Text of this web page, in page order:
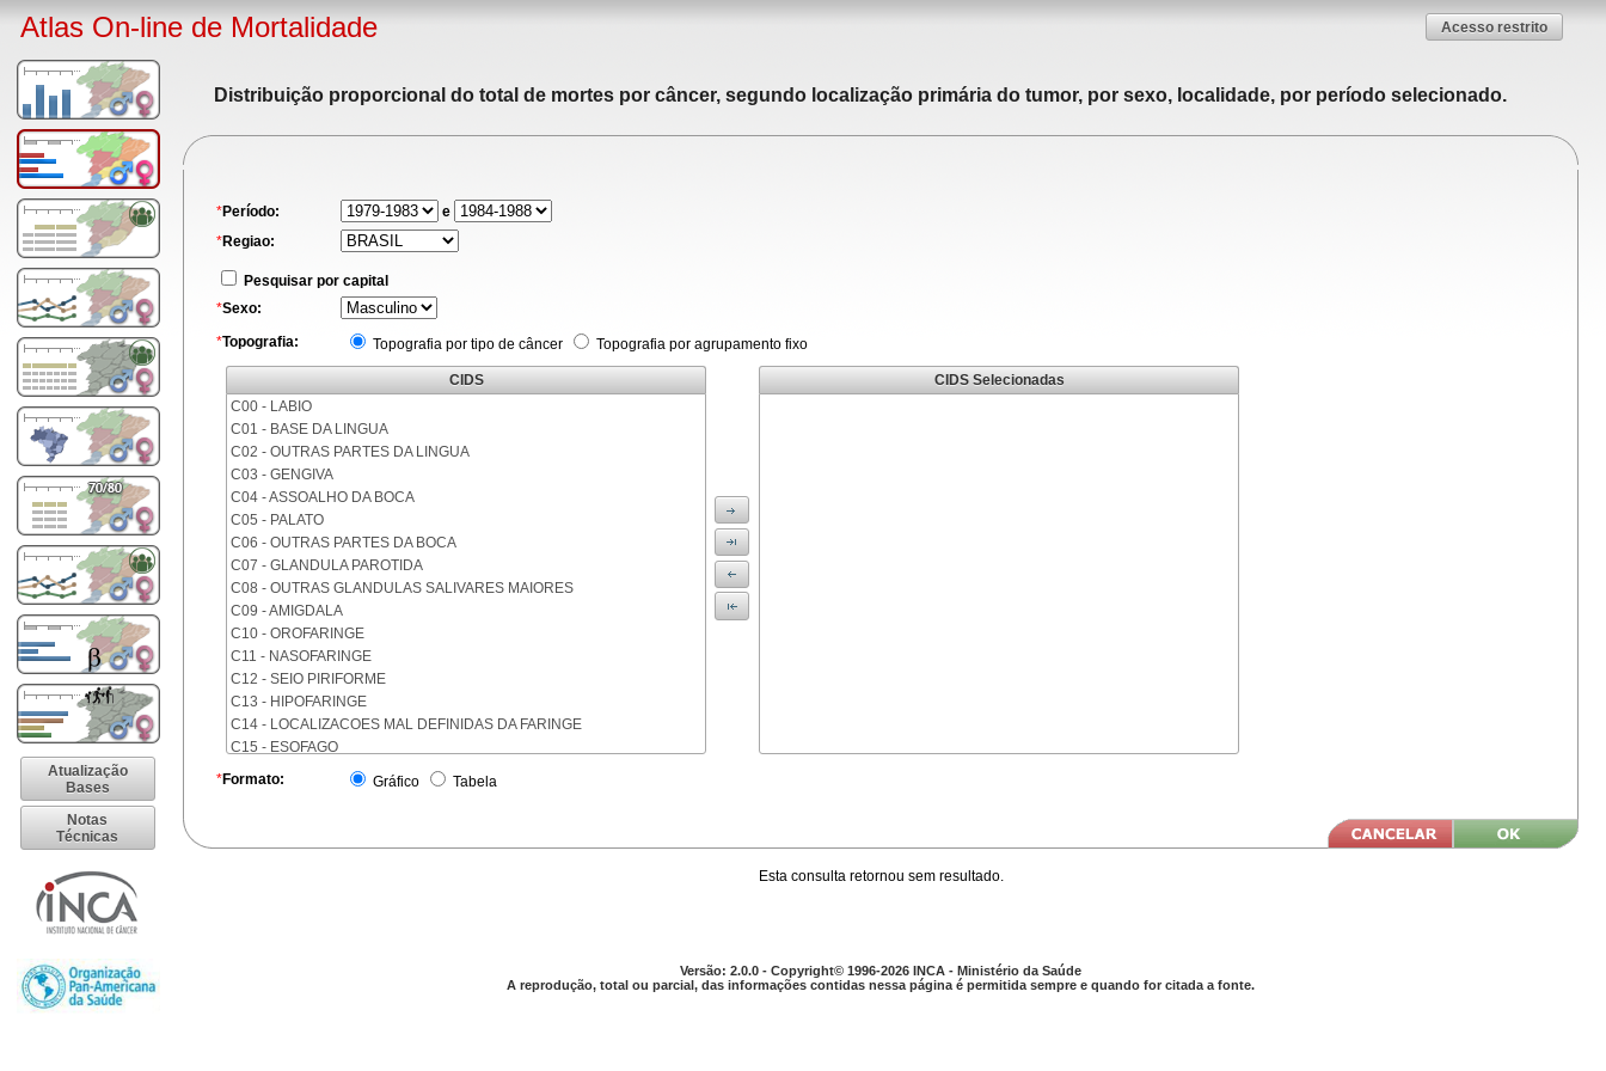
Atlas On-line de Mortalidade Acesso restrito
Atualização
Bases
Notas
Técnicas
Distribuição proporcional do total de mortes por câncer, segundo localização primária do tumor, por sexo, localidade, por período selecionado.
*Período:
e
*Regiao:
Pesquisar por capital
*Sexo:
*Topografia: Topografia por tipo de câncer Topografia por agrupamento fixo
CIDS
C00 - LABIO
C01 - BASE DA LINGUA
C02 - OUTRAS PARTES DA LINGUA
C03 - GENGIVA
C04 - ASSOALHO DA BOCA
C05 - PALATO
C06 - OUTRAS PARTES DA BOCA
C07 - GLANDULA PAROTIDA
C08 - OUTRAS GLANDULAS SALIVARES MAIORES
C09 - AMIGDALA
C10 - OROFARINGE
C11 - NASOFARINGE
C12 - SEIO PIRIFORME
C13 - HIPOFARINGE
C14 - LOCALIZACOES MAL DEFINIDAS DA FARINGE
C15 - ESOFAGO
C26 - LOCALIZACOES MAL DEFINIDAS NO APARELHO DIGESTIVO
CIDS Selecionadas
*Formato: Gráfico Tabela
Esta consulta retornou sem resultado.
Versão: 2.0.0 - Copyright© 1996-2026 INCA - Ministério da Saúde
A reprodução, total ou parcial, das informações contidas nessa página é permitida sempre e quando for citada a fonte.